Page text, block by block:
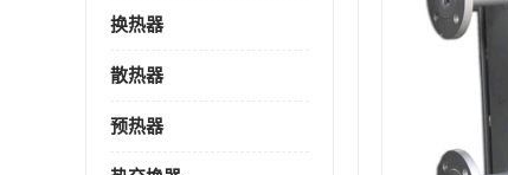
换热器
散热器
预热器